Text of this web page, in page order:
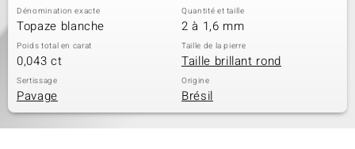
Dénomination exacte
Topaze blanche
Quantité et taille
2 à 1,6 mm
Poids total en carat
0,043 ct
Taille de la pierre
Taille brillant rond
Sertissage
Pavage
Origine
Brésil